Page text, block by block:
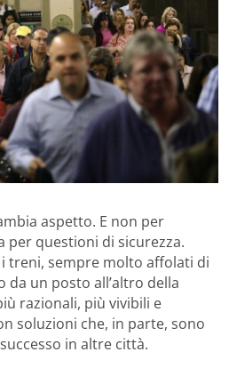
aspetto. E non per
per questioni di sicurezza.
treni, sempre molto affolati di
da un posto all’altro della
razionali, più vivibili e
soluzioni che, in parte, sono
in altre città.